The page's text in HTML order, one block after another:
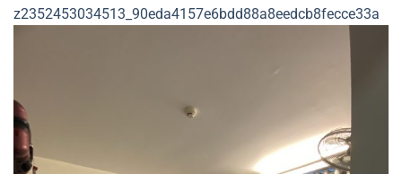
z2352453034513_90eda4157e6bdd88a8eedcb8fecce33a